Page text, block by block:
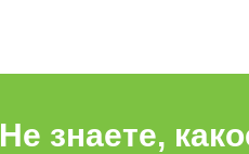
Не знаете,